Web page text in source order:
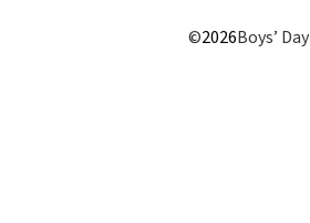
©2026Boys’ Day